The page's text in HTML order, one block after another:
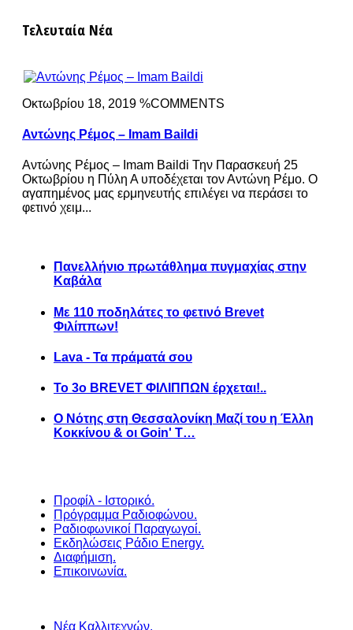
Τελευταία Νέα
Οκτωβρίου 18, 2019 %COMMENTS
Αντώνης Ρέμος – Imam Baildi
Αντώνης Ρέμος – Imam Baildi Την Παρασκευή 25
Οκτωβρίου η Πύλη Α υποδέχεται τον Αντώνη Ρέμο. Ο
αγαπημένος μας ερμηνευτής επιλέγει να περάσει το
φετινό χειμ...
Πανελλήνιο πρωτάθλημα πυγμαχίας στην
Καβάλα
Με 110 ποδηλάτες το φετινό Brevet
Φιλίππων!
Lava - Τα πράματά σου
Το 3ο BREVET ΦΙΛΙΠΠΩΝ έρχεται!..
Ο Νότης στη Θεσσαλονίκη Μαζί του η Έλλη
Κοκκίνου & οι Goin' T…
Προφίλ - Ιστορικό.
Πρόγραμμα Ραδιοφώνου.
Ραδιοφωνικοί Παραγωγοί.
Εκδηλώσεις Ράδιο Energy.
Διαφήμιση.
Επικοινωνία.
Νέα Καλλιτεχνών.